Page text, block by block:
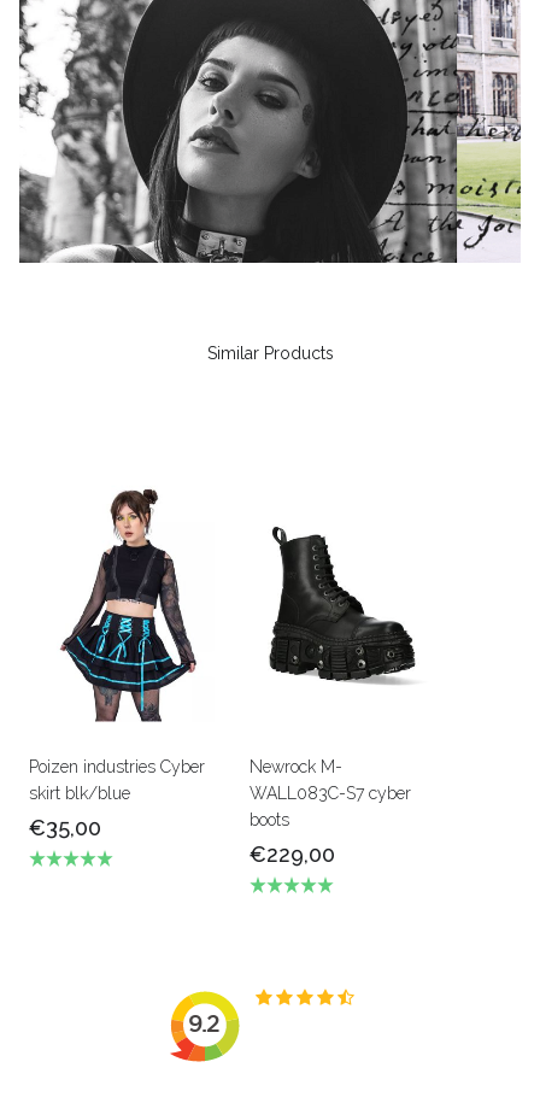
Similar Products
Poizen industries Cyber
skirt blk/blue
€35,00
Newrock M-
WALL083C-S7 cyber
boots
€229,00